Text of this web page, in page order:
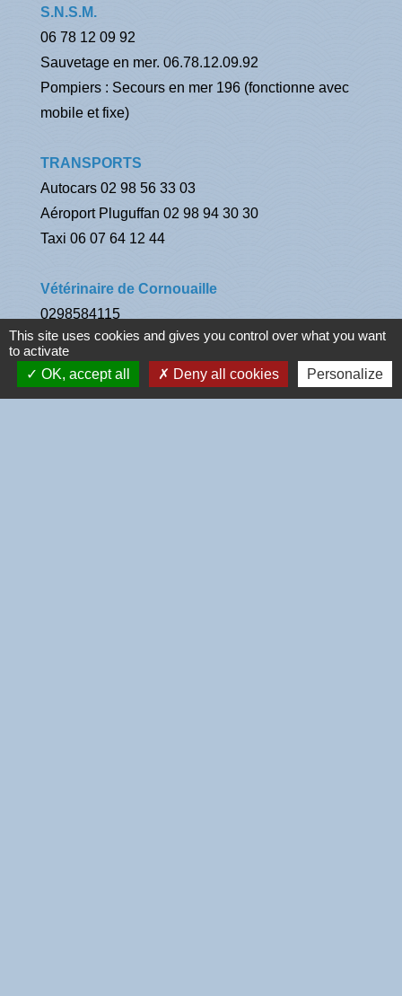
S.N.S.M.
06 78 12 09 92
Sauvetage en mer. 06.78.12.09.92
Pompiers : Secours en mer 196 (fonctionne avec
mobile et fixe)
TRANSPORTS
Autocars 02 98 56 33 03
Aéroport Pluguffan 02 98 94 30 30
Taxi 06 07 64 12 44
Vétérinaire de Cornouaille
0298584115
4 rue des Camélias
29120 Combrit
This site uses cookies and gives you control over what you want
to activate
OK, accept all
Deny all cookies Personalize